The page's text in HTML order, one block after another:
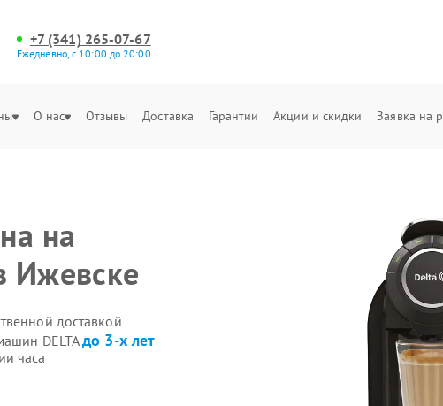
+7 (341) 265-07-67
Ежедневно, с 10:00 до 20:00
О нас Отзывы Доставка Гарантии Акции и скидки Заявка на
на
Ижевске
доставкой
DELTAдо 3-х лет
часа